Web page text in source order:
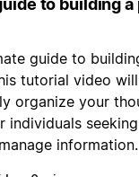
to building a
guide to
tutorial video
organize your
individuals
information.